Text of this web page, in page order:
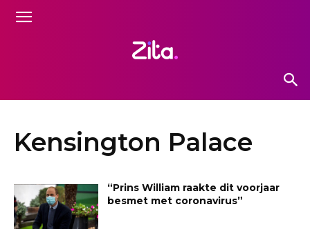
Kensington Palace
“Prins William raakte dit voorjaar
besmet met coronavirus”